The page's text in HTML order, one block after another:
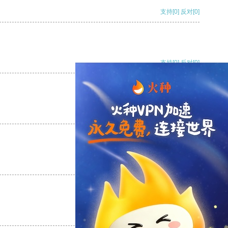
支持[0] 反对[0]
支持[0] 反对[0]
支持[0] 反对
支持
支持 反对 [0]